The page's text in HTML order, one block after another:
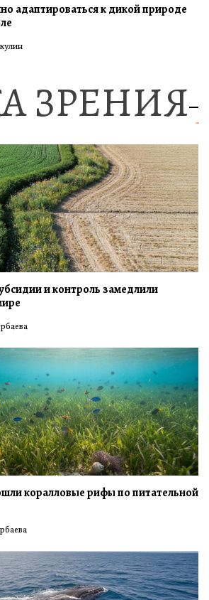
адаптироваться к дикой природе
ЗРЕНИЯ
и контроль замедлили
коралловые рифы по питательной